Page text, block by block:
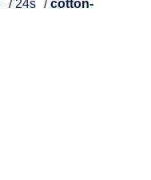
/ 24s /cotton-